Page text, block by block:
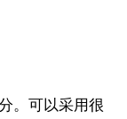
可以采用很